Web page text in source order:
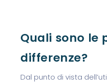
Quali sono le
differenze?
Dal punto di vista